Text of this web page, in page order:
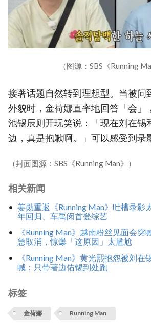
（图源：SBS《Running
接著话题自然转到理想型。当被问
外貌时，金荷娜直率地回答「会」
池锡辰则开玩笑说：「现在刘在锡
边，真是抱歉啊。」可以感受到录
（封面图源：SBS《Running Man》）
相关新闻
姜勋重返《Running Man》吐槽录影
年回归、车禹闵首登综艺
《Running Man》越南粉丝见面会突
急取消，惊爆「这原因」太尴尬
《Running Man》黄光熙抱怨被刘在
喊：只带著边佑锡到处跑
标签
金荷娜 Running Man